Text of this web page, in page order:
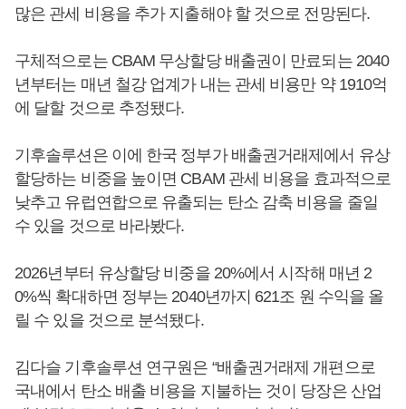
많은 관세 비용을 추가 지출해야 할 것으로 전망된다.
구체적으로는 CBAM 무상할당 배출권이 만료되는 2040
년부터는 매년 철강 업계가 내는 관세 비용만 약 1910억
에 달할 것으로 추정됐다.
기후솔루션은 이에 한국 정부가 배출권거래제에서 유상
할당하는 비중을 높이면 CBAM 관세 비용을 효과적으로
낮추고 유럽연합으로 유출되는 탄소 감축 비용을 줄일
수 있을 것으로 바라봤다.
2026년부터 유상할당 비중을 20%에서 시작해 매년 2
0%씩 확대하면 정부는 2040년까지 621조 원 수익을 올
릴 수 있을 것으로 분석됐다.
김다슬 기후솔루션 연구원은 “배출권거래제 개편으로
국내에서 탄소 배출 비용을 지불하는 것이 당장은 산업